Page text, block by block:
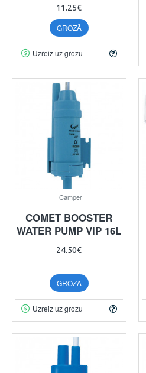
11.25€
GROZĀ
Uzreiz uz grozu
Camper
COMET BOOSTER
WATER PUMP VIP 16L
24.50€
GROZĀ
Uzreiz uz grozu